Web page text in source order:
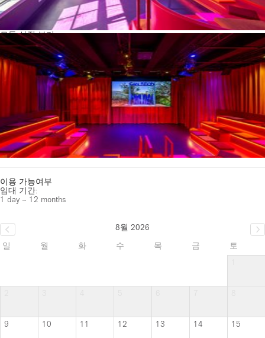
모든 사진 보기
이용 가능여부
임대 기간:
1 day – 12 months
8월 2026
일
월 화 수 목 금
토
9 10 11 12 13 14 15